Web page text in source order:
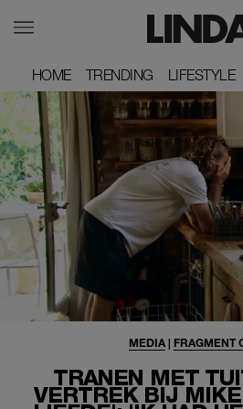
HOME
HOME TRENDING
TRENDING LIFESTYLE
LIFESTYLE
TRANEN MET
VERTREK BIJ
MEDIA| FRAGMENT